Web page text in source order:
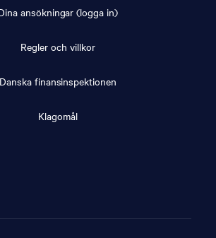
ansökningar (logga in)
Regler och villkor
Danska finansinspektionen
Klagomål